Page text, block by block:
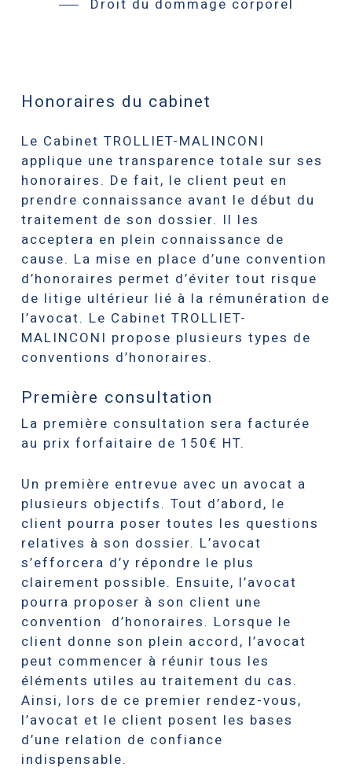
Droit du dommage corporel
Honoraires du cabinet
Le Cabinet TROLLIET-MALINCONI
applique une transparence totale sur ses
honoraires. De fait, le client peut en
prendre connaissance avant le début du
traitement de son dossier. Il les
acceptera en plein connaissance de
cause. La mise en place d’une convention
d’honoraires permet d’éviter tout risque
de litige ultérieur lié à la rémunération de
l’avocat. Le Cabinet TROLLIET-
MALINCONI propose plusieurs types de
conventions d’honoraires.
Première consultation
La première consultation sera facturée
au prix forfaitaire de 150€ HT.
Un première entrevue avec un avocat a
plusieurs objectifs. Tout d’abord, le
client pourra poser toutes les questions
relatives à son dossier. L’avocat
s’efforcera d’y répondre le plus
clairement possible. Ensuite, l’avocat
pourra proposer à son client une
convention d’honoraires. Lorsque le
client donne son plein accord, l’avocat
peut commencer à réunir tous les
éléments utiles au traitement du cas.
Ainsi, lors de ce premier rendez-vous,
l’avocat et le client posent les bases
d’une relation de confiance
indispensable.